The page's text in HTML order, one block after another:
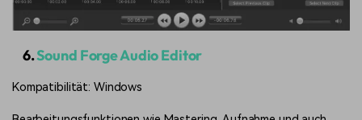
6.Sound Forge Audio Editor
Kompatibilität: Windows